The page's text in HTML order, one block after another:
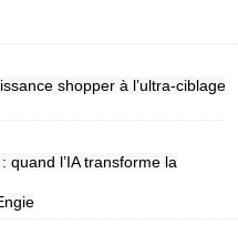
shopper à l’ultra-ciblage
quand l’IA transforme la